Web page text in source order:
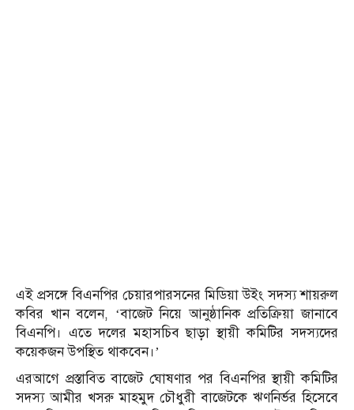
এই প্রসঙ্গে বিএনপির চেয়ারপারসনের মিডিয়া উইং সদস্য শায়রুল
কবির খান বলেন, ‘বাজেট নিয়ে আনুষ্ঠানিক প্রতিক্রিয়া জানাবে
বিএনপি। এতে দলের মহাসচিব ছাড়া স্থায়ী কমিটির সদস্যদের
কয়েকজন উপস্থিত থাকবেন।’
এরআগে প্রস্তাবিত বাজেট ঘোষণার পর বিএনপির স্থায়ী কমিটির
সদস্য আমীর খসরু মাহমুদ চৌধুরী বাজেটকে ঋণনির্ভর হিসেবে